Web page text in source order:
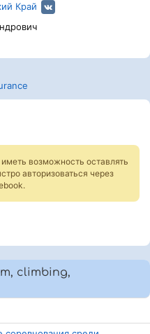
Край
возможность оставлять
авторизоваться через
climbing,